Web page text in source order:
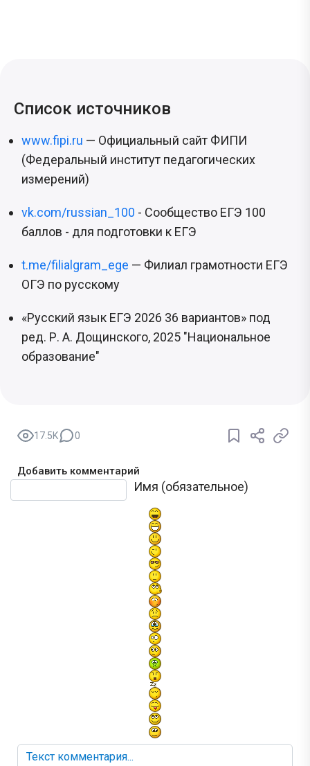
Список источников
www.fipi.ru — Официальный сайт ФИПИ
(Федеральный институт педагогических
измерений)
vk.com/russian_100 - Сообщество ЕГЭ 100
баллов - для подготовки к ЕГЭ
t.me/filialgram_ege — Филиал грамотности ЕГЭ
ОГЭ по русскому
«Русский язык ЕГЭ 2026 36 вариантов» под
ред. Р. А. Дощинского, 2025 "Национальное
образование"
17.5K 0
Добавить комментарий
Имя (обязательное)
Текст комментария